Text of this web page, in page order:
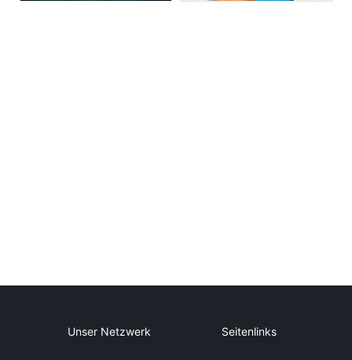
Unser Netzwerk Seitenlinks